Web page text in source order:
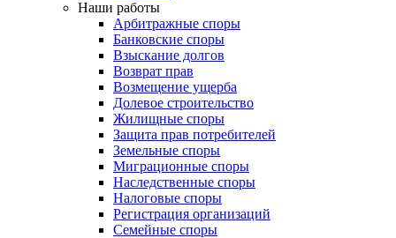
Наши работы
Арбитражные споры
Банковские споры
Взыскание долгов
Возврат прав
Возмещение ущерба
Долевое строительство
Жилищные споры
Защита прав потребителей
Земельные споры
Миграционные споры
Наследственные споры
Налоговые споры
Регистрация организаций
Семейные споры